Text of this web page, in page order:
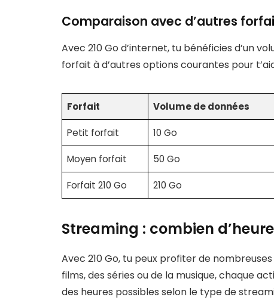
Comparaison avec d’autres
Avec 210 Go d’internet, tu bénéficies d’un
forfait à d’autres options courantes pour
Forfait Volume de données
Petit forfait 10 Go
Moyen forfait 50 Go
Forfait 210 Go 210 Go
Streaming : combien
Avec 210 Go, tu peux profiter de
films, des séries ou de la musique, chaque
des heures possibles selon le type de